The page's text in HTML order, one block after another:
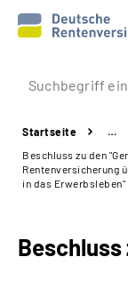
Prävention
Reha
Beratung &
Startseite
…
Beschluss zu den
Rentenversicherung
in das Erwerbsleben"
Beschluss